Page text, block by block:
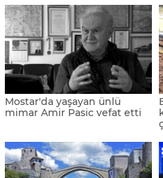
Mostar'da yaşayan ünlü
mimar Amir Pasic vefat etti